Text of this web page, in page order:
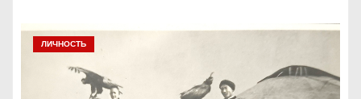
ЛИЧНОСТЬ